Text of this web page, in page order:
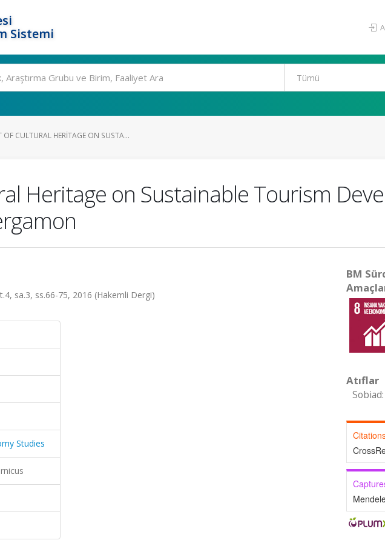
Sistemi
OF CULTURAL HERITAGE ON SUSTA...
Heritage on Sustainable Tourism
sa.3, ss.66-75, 2016 (Hakemli Dergi)
Studies
BM
Atıflar
Sobiad: